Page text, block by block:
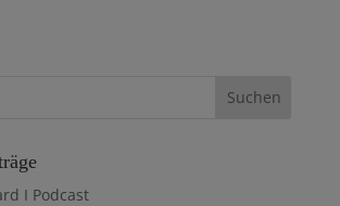
I Podcast